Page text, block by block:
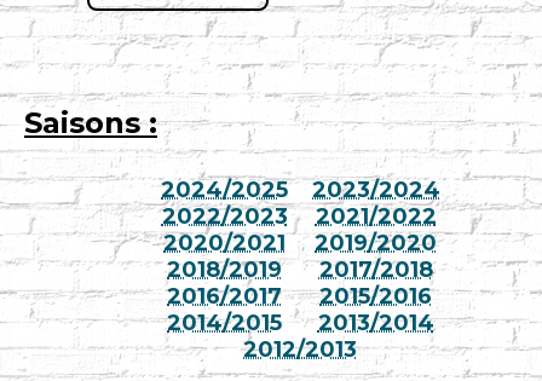
Saisons :
2024/2025
2023/2024
2022/2023
2021/2022
2020/2021
2019/2020
2018/2019
2017/2018
2016/2017
2015/2016
2014/2015
2013/2014
2012/2013